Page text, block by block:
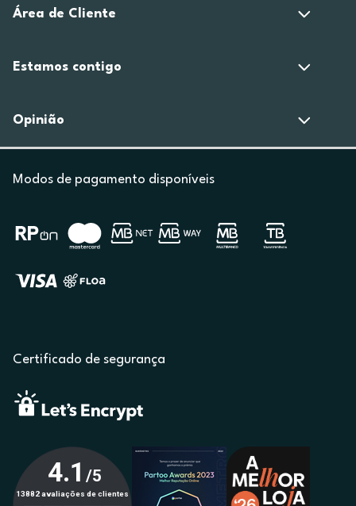
Área de Cliente
Estamos contigo
Opinião
Modos de pagamento disponíveis
Certificado de segurança